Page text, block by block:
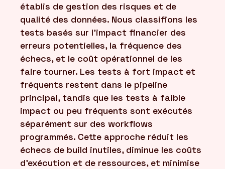
établis de gestion des risques et de
qualité des données. Nous classifions les
tests basés sur l'impact financier des
erreurs potentielles, la fréquence des
échecs, et le coût opérationnel de les
faire tourner. Les tests à fort impact et
fréquents restent dans le pipeline
principal, tandis que les tests à faible
impact ou peu fréquents sont exécutés
séparément sur des workflows
programmés. Cette approche réduit les
échecs de build inutiles, diminue les coûts
d'exécution et de ressources, et minimise